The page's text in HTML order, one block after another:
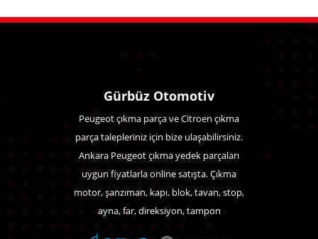
Gürbüz Otomotiv
Peugeot çıkma parça ve Citroen çıkma
parça talepleriniz için bize ulaşabilirsiniz.
Ankara Peugeot çıkma yedek parçaları
uygun fiyatlarla online satışta. Çıkma
motor, şanzıman, kapı. blok, tavan, stop,
ayna, far, direksiyon, tampon